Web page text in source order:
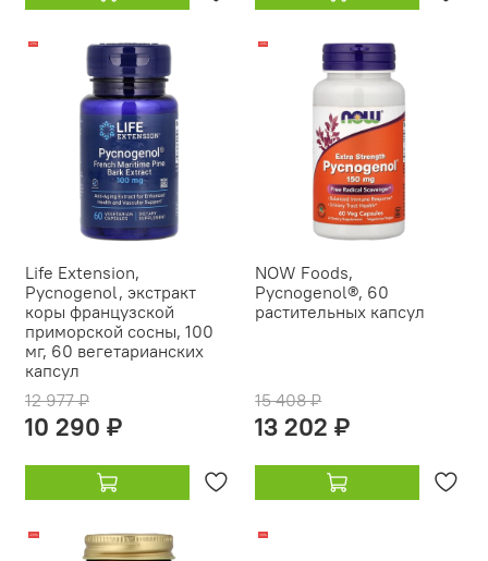
-21%
Life Extension,
Pycnogenol, экстракт
коры французской
приморской сосны, 100
мг, 60 вегетарианских
капсул
12 977 ₽
10 290 ₽
-14%
NOW Foods,
Pycnogenol®, 60
растительных капсул
15 408 ₽
13 202 ₽
-20% -14%